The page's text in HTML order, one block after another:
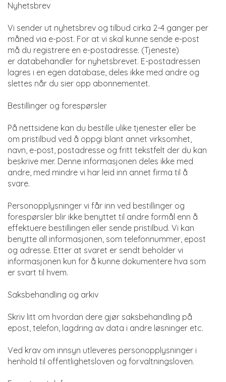
Nyhetsbrev
Vi sender ut nyhetsbrev og tilbud cirka 2-4 ganger per
måned via e-post. For at vi skal kunne sende e-post
må du registrere en e-postadresse. (Tjeneste)
er databehandler for nyhetsbrevet. E-postadressen
lagres i en egen database, deles ikke med andre og
slettes når du sier opp abonnementet.
Bestillinger og forespørsler
På nettsidene kan du bestille ulike tjenester eller be
om pristilbud ved å oppgi blant annet virksomhet,
navn, e-post, postadresse og fritt tekstfelt der du kan
beskrive mer. Denne informasjonen deles ikke med
andre, med mindre vi har leid inn annet firma til å
svare.
Personopplysninger vi får inn ved bestillinger og
forespørsler blir ikke benyttet til andre formål enn å
effektuere bestillingen eller sende pristilbud. Vi kan
benytte all informasjonen, som telefonnummer, epost
og adresse. Etter at svaret er sendt beholder vi
informasjonen kun for å kunne dokumentere hva som
er svart til hvem.
Saksbehandling og arkiv
Skriv litt om hvordan dere gjør saksbehandling på
epost, telefon, lagdring av data i andre løsninger etc.
Ved krav om innsyn utleveres personopplysninger i
henhold til offentlighetsloven og forvaltningsloven.